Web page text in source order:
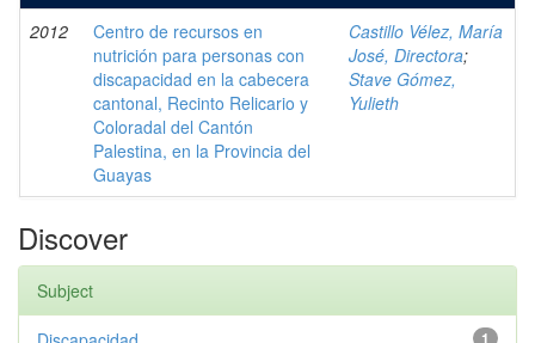
2012
Centro de recursos en
nutrición para personas con
discapacidad en la cabecera
cantonal, Recinto Relicario y
Coloradal del Cantón
Palestina, en la Provincia del
Guayas
Castillo Vélez, María
José, Directora;
Stave Gómez,
Yulieth
Discover
Subject
1